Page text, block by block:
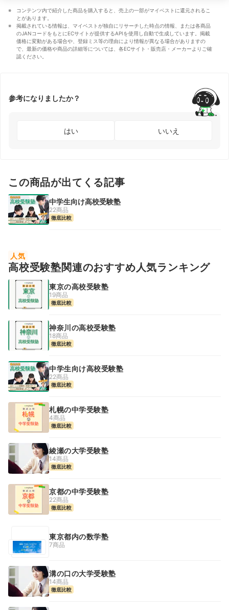
コンテンツ内で紹介した商品を購入すると、売上の一部がマイベストに還元されるこ
とがあります。
掲載されている情報は、マイベストが独自にリサーチした時点の情報、または各商品
のJANコードをもとにECサイトが提供するAPIを使用し自動で生成しています。掲載
価格に変動がある場合や、登録ミス等の理由により情報が異なる場合がありますの
で、最新の価格や商品の詳細等については、各ECサイト・販売店・メーカーよりご確
認ください。
参考になりましたか？
はい いいえ
この商品が出てくる記事
中学生向け高校受験塾
22商品
徹底比較
人気
高校受験塾関連のおすすめ人気ランキング
東京の高校受験塾
19商品
徹底比較
神奈川の高校受験塾
18商品
徹底比較
中学生向け高校受験塾
22商品
徹底比較
札幌の中学受験塾
4商品
徹底比較
綾瀬の大学受験塾
14商品
徹底比較
京都の中学受験塾
22商品
徹底比較
東京都内の数学塾
7商品
溝の口の大学受験塾
14商品
徹底比較